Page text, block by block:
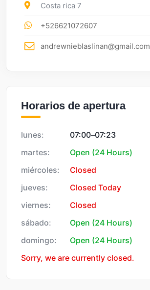
Costa rica 7
+526621072607
andrewnieblaslinan@gmail.com
Horarios de apertura
lunes: 07:00–07:23
martes:
Open (24 Hours)
miércoles:
Closed
jueves:
Closed Today
viernes:
Closed
sábado:
Open (24 Hours)
domingo:
Open (24 Hours)
Sorry, we are currently closed.